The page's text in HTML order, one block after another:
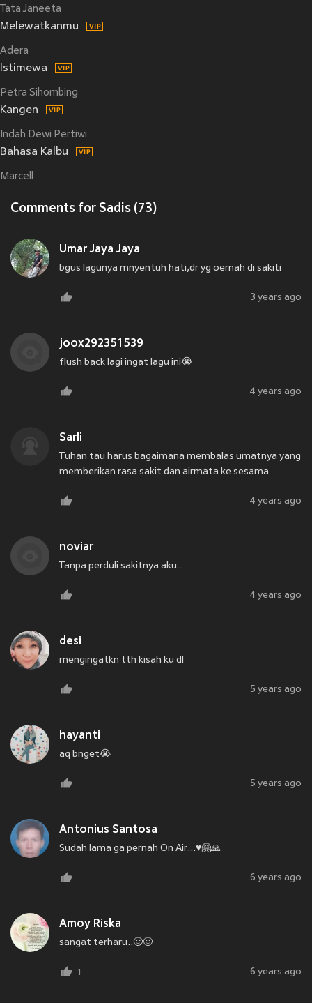
Tata Janeeta
Melewatkanmu
Adera
Istimewa
Petra Sihombing
Kangen
Indah Dewi Pertiwi
Bahasa Kalbu
Marcell
Comments for Sadis (73)
Umar Jaya Jaya
bgus lagunya mnyentuh hati,dr yg oernah di sakiti
3 years ago
joox292351539
flush back lagi ingat lagu ini😭
4 years ago
Sarli
Tuhan tau harus bagaimana membalas umatnya yang
memberikan rasa sakit dan airmata ke sesama
4 years ago
noviar
Tanpa perduli sakitnya aku..
4 years ago
desi
mengingatkn tth kisah ku dl
5 years ago
hayanti
aq bnget😭
5 years ago
Antonius Santosa
Sudah lama ga pernah On Air...♥️🤗🙏
6 years ago
Amoy Riska
sangat terharu..🙂🙂
1 6 years ago